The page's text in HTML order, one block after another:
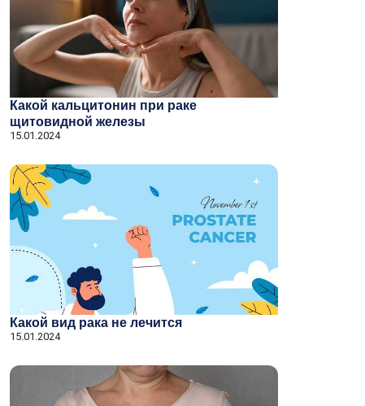
Какой кальцитонин при раке
щитовидной железы
15.01.2024
Какой вид рака не лечится
15.01.2024